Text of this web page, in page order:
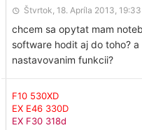
Štvrtok, 18. Apríla 2013, 19:33
chcem sa opytat mam
software hodit aj do toho?
nastavovanim funkcii?
F10 530XD
EX E46 330D
EX F30 318d